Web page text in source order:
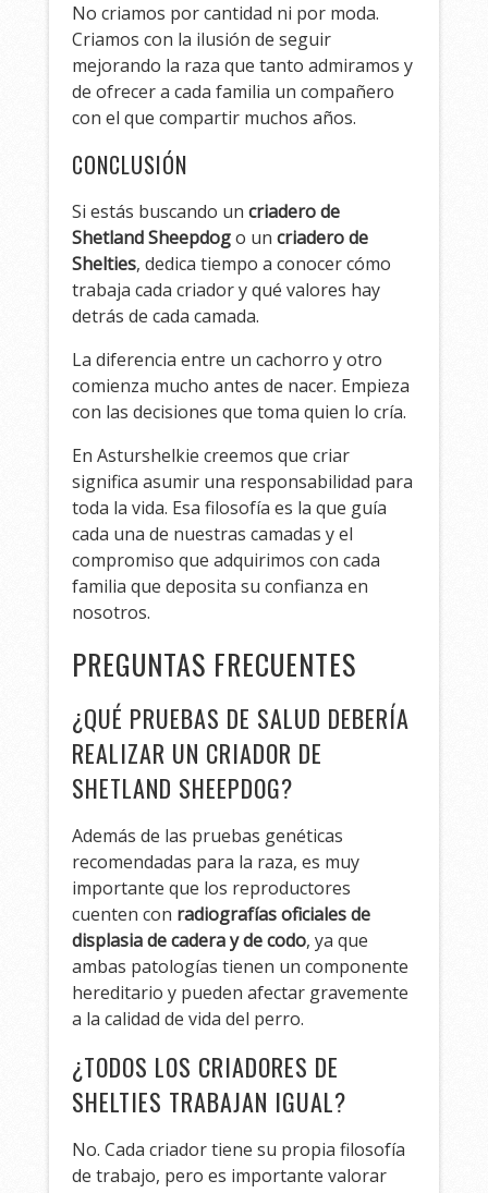
No criamos por cantidad ni por moda.
Criamos con la ilusión de seguir
mejorando la raza que tanto admiramos y
de ofrecer a cada familia un compañero
con el que compartir muchos años.
CONCLUSIÓN
Si estás buscando uncriadero de
Shetland Sheepdogo uncriadero de
Shelties, dedica tiempo a conocer cómo
trabaja cada criador y qué valores hay
detrás de cada camada.
La diferencia entre un cachorro y otro
comienza mucho antes de nacer. Empieza
con las decisiones que toma quien lo cría.
En Asturshelkie creemos que criar
significa asumir una responsabilidad para
toda la vida. Esa filosofía es la que guía
cada una de nuestras camadas y el
compromiso que adquirimos con cada
familia que deposita su confianza en
nosotros.
PREGUNTAS FRECUENTES
¿QUÉ PRUEBAS DE SALUD DEBERÍA
REALIZAR UN CRIADOR DE
SHETLAND SHEEPDOG?
Además de las pruebas genéticas
recomendadas para la raza, es muy
importante que los reproductores
cuenten con radiografías oficiales de
displasia de cadera y de codo, ya que
ambas patologías tienen un componente
hereditario y pueden afectar gravemente
a la calidad de vida del perro.
¿TODOS LOS CRIADORES DE
SHELTIES TRABAJAN IGUAL?
No. Cada criador tiene su propia filosofía
de trabajo, pero es importante valorar